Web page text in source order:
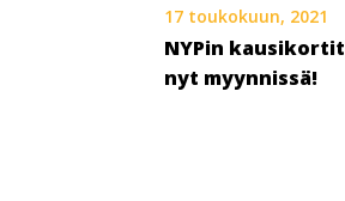
17 toukokuun, 2021
NYPin kausikortit
nyt myynnissä!